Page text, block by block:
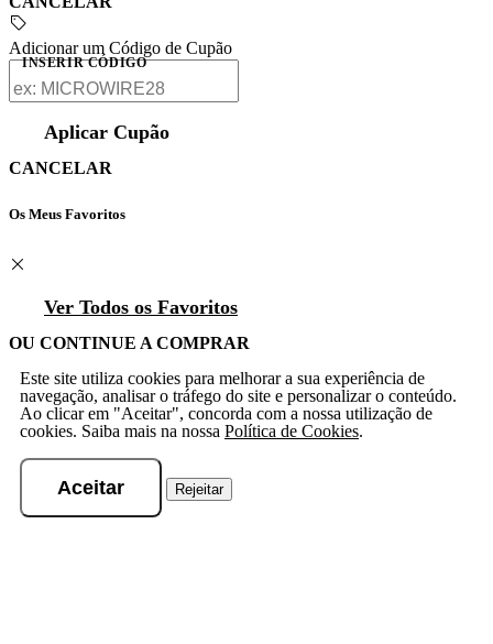
Adicionar um Código de Cupão
INSERIR CÓDIGO
Aplicar Cupão
CANCELAR
Os Meus Favoritos
Ver Todos os Favoritos
OU CONTINUE A COMPRAR
Este site utiliza cookies para melhorar a sua experiência de
navegação, analisar o tráfego do site e personalizar o conteúdo.
Ao clicar em "Aceitar", concorda com a nossa utilização de
cookies. Saiba mais na nossa Política de Cookies.
Aceitar Rejeitar